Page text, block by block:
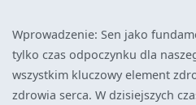
Wprowadzenie: Sen jako
tylko czas odpoczynku dla
wszystkim kluczowy element
zdrowia serca. W dzisiejszych